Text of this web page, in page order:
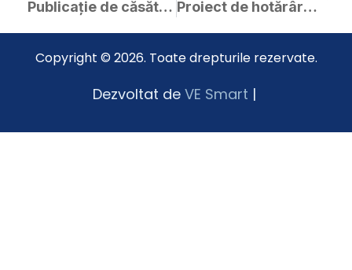
Publicație de căsătorie – BEJENARU COSTEL-DANIEL / NEMEȘ CRISTINA-ELENA Proiect de hotărâre privind Strategiei integrate de dezvoltare urbană a Orașului Curtici 2021-2030
Copyright © 2026. Toate drepturile rezervate.
Dezvoltat de VE Smart |